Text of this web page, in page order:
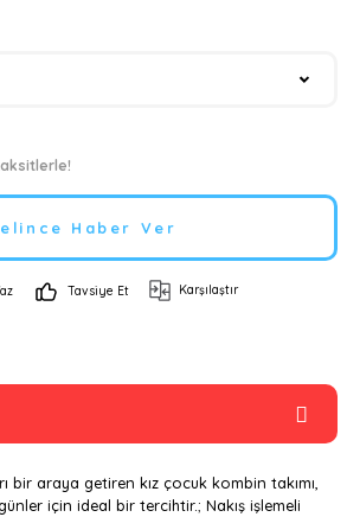
Haber Ver
Tavsiye Et Karşılaştır
bir araya getiren kız çocuk kombin takımı,
için ideal bir tercihtir.; Nakış işlemeli